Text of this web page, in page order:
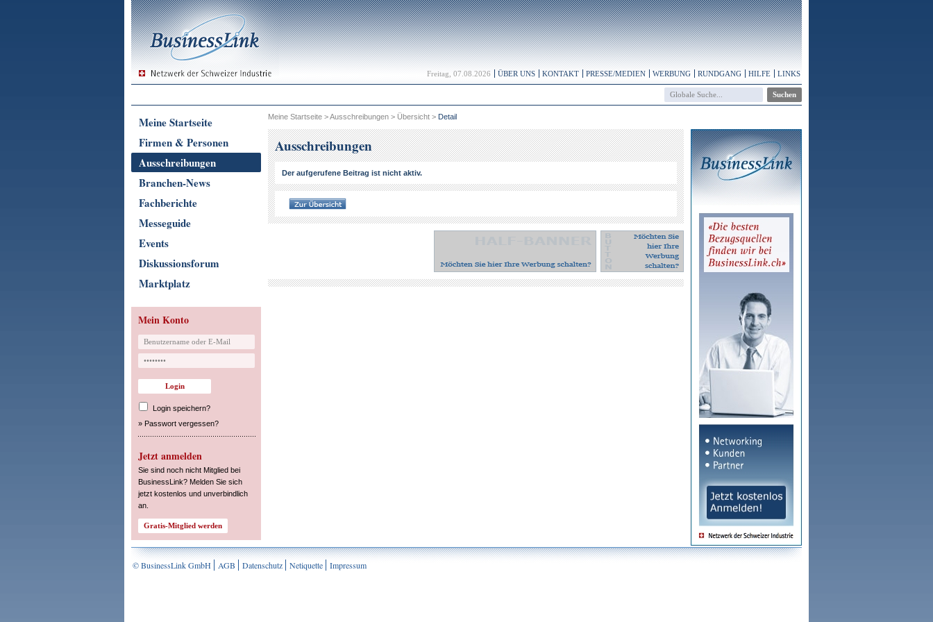
Freitag, 07.08.2026 ÜBER UNS KONTAKT PRESSE/MEDIEN WERBUNG RUNDGANG HILFE LINKS
Meine Startseite
Firmen & Personen
Ausschreibungen
Branchen-News
Fachberichte
Messeguide
Events
Diskussionsforum
Marktplatz
Mein Konto
Login speichern?
» Passwort vergessen?
Jetzt anmelden
Sie sind noch nicht Mitglied bei
BusinessLink? Melden Sie sich
jetzt kostenlos und unverbindlich
an.
Meine Startseite >Ausschreibungen > Übersicht > Detail
Ausschreibungen
Der aufgerufene Beitrag ist nicht aktiv.
© BusinessLink GmbH AGB Datenschutz Netiquette Impressum